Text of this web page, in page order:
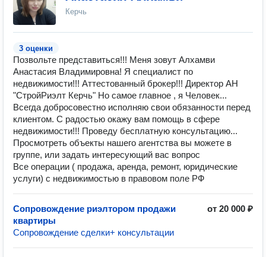
Керчь
3 оценки
Позвольте представиться!!! Меня зовут Алхамви
Анастасия Владимировна! Я специалист по
недвижимости!!! Аттестованный брокер!!! Директор АН
"СтройРиэлт Керчь" Но самое главное , я Человек...
Всегда добросовестно исполняю свои обязанности перед
клиентом. С радостью окажу вам помощь в сфере
недвижимости!!! Проведу бесплатную консультацию...
Просмотреть объекты нашего агентства вы можете в
группе, или задать интересующий вас вопрос
Все операции ( продажа, аренда, ремонт, юридические
услуги) с недвижимостью в правовом поле РФ
Сопровождение риэлтором продажи
квартиры
от 20 000 ₽
Сопровождение сделки+ консультации